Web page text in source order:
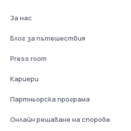
За нас
Блог за пътешествия
Press room
Кариери
Партньорска програма
Онлайн решаване на спорове